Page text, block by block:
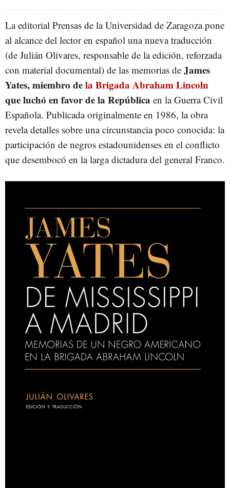
La editorial Prensas de la Universidad de Zaragoza pone
al alcance del lector en español una nueva traducción
(de Julián Olivares, responsable de la edición, reforzada
con material documental) de las memorias de James
Yates, miembro dela Brigada Abraham Lincoln
que luchó en favor de la República en la Guerra Civil
Española. Publicada originalmente en 1986, la obra
revela detalles sobre una circunstancia poco conocida: la
participación de negros estadounidenses en el conflicto
que desembocó en la larga dictadura del general Franco.